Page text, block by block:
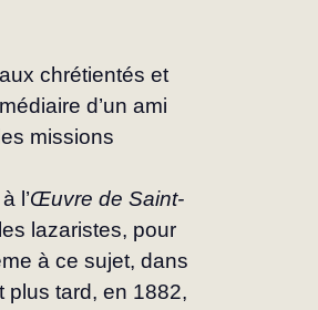
chrétientés et
d’un ami
missions
l’Œuvre de Saint-
lazaristes, pour
à ce sujet, dans
plus tard, en 1882,